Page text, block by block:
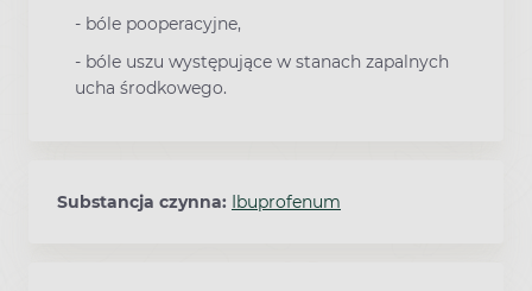
- bóle pooperacyjne,
- bóle uszu występujące w stanach zapalnych
ucha środkowego.
Substancja czynna: Ibuprofenum